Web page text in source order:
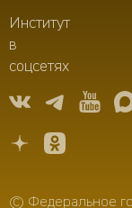
Институт
в
соцсетях
© Федеральное